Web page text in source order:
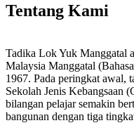
Tentang Kami
Tadika Lok Yuk Manggatal
Malaysia Manggatal
1967. Pada peringkat awal,
Sekolah Jenis Kebangsaan
bilangan pelajar semakin
bangunan dengan tiga